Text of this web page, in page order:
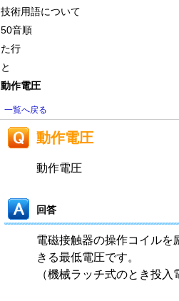
技術用語について
50音順
た行
と
動作電圧
一覧へ戻る
動作電圧
動作電圧
回答
電磁接触器の操作コイルを
きる最低電圧です。
（機械ラッチ式のとき投入